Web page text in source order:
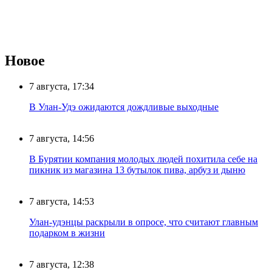
Новое
7 августа, 17:34
В Улан-Удэ ожидаются дождливые выходные
7 августа, 14:56
В Бурятии компания молодых людей похитила себе на
пикник из магазина 13 бутылок пива, арбуз и дыню
7 августа, 14:53
Улан-удэнцы раскрыли в опросе, что считают главным
подарком в жизни
7 августа, 12:38